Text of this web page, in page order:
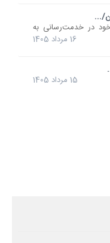
...
خود در خدمت‌رسانی به
16 مرداد 1405
15 مرداد 1405